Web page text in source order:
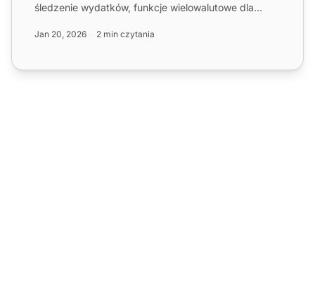
śledzenie wydatków, funkcje wielowalutowe dla
Jan 20, 2026 2 min czytania